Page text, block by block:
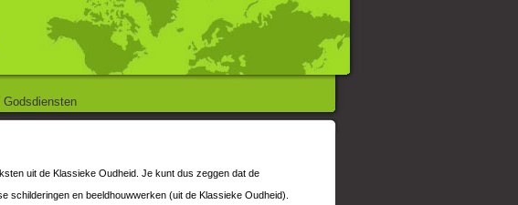
Godsdiensten
uit de Klassieke Oudheid. Je kunt dus zeggen dat de
en beeldhouwwerken (uit de Klassieke Oudheid).